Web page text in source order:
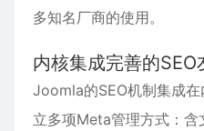
多知名厂商的使用。
内核集成完善的SEO
Joomla的SEO机制集成
立多项Meta管理方式：含